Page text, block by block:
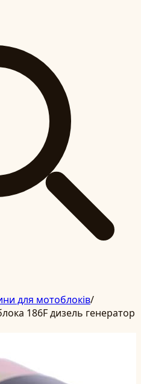
для мотоблоків/
186F дизель генератор